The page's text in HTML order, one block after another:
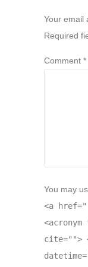
Your email
Required
Comment *
You may
<a
cite="">